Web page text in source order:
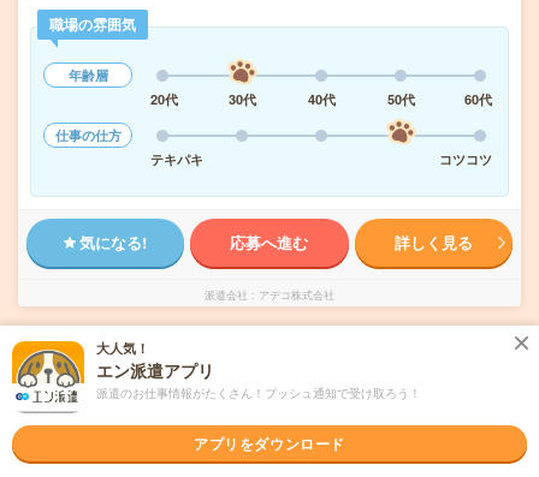
職場の雰囲気
年齢層
20代
30代 40代 50代
60代
仕事の仕方
テキパキ
コツコツ
気になる! 応募へ進む 詳しく見る
派遣会社 アデコ株式会社
未読 掲載日 2026/08/09
《年齢不問！》配送サービス会社での伝票に
大人気！
エン派遣アプリ
派遣のお仕事情報がたくさん！プッシュ通知で受け取ろう！
アプリをダウンロード